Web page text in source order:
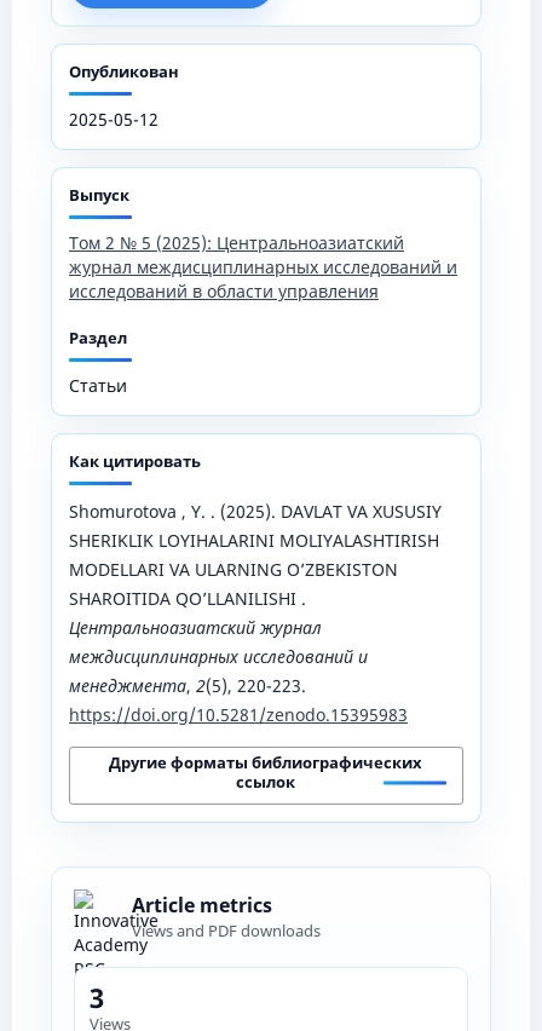
Опубликован
2025-05-12
Выпуск
Том 2 № 5 (2025): Центральноазиатский
журнал междисциплинарных исследований и
исследований в области управления
Раздел
Статьи
Как цитировать
Shomurotova , Y. . (2025). DAVLAT VA XUSUSIY
SHERIKLIK LOYIHALARINI MOLIYALASHTIRISH
MODELLARI VA ULARNING O’ZBEKISTON
SHAROITIDA QO’LLANILISHI .
Центральноазиатский журнал
междисциплинарных исследований и
менеджмента, 2(5), 220-223.
https://doi.org/10.5281/zenodo.15395983
Другие форматы библиографических
ссылок
Article metrics
Views and PDF downloads
3
Views